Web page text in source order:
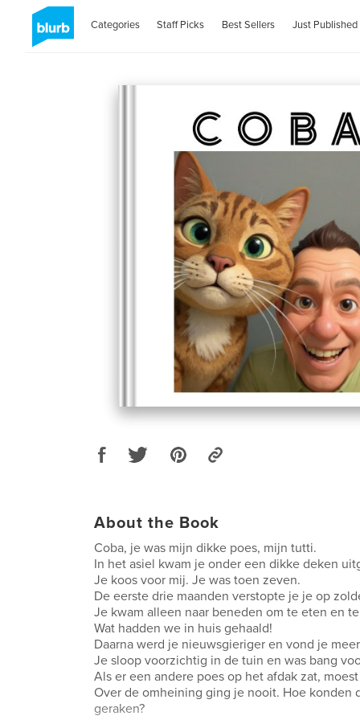
Categories Staff Picks Best Sellers Just Published
About the Book
Coba, je was mijn dikke poes, mijn tutti.
In het asiel kwam je onder een dikke deken
Je koos voor mij. Je was toen zeven.
De eerste drie maanden verstopte je je op
Je kwam alleen naar beneden om te eten en
Wat hadden we in huis gehaald!
Daarna werd je nieuwsgieriger en vond je
Je sloop voorzichtig in de tuin en was bang
Als er een andere poes op het afdak zat,
Over de omheining ging je nooit. Hoe konden
geraken?